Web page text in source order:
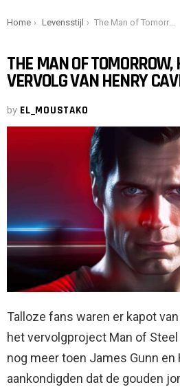
You are here:
Home Levensstijl The Man of Tomorrow, het nieuwe vervolg van Henry Cavill
THE MAN OF TOMORROW,
VERVOLG VAN HENRY
by EL_MOUSTAKO
Talloze fans waren er kapot
het vervolgproject Man of Steel
nog meer toen James Gunn en
aankondigden dat de gouden